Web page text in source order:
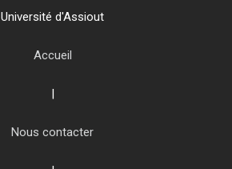
Université d'Assiout
Accueil
|
Nous contacter